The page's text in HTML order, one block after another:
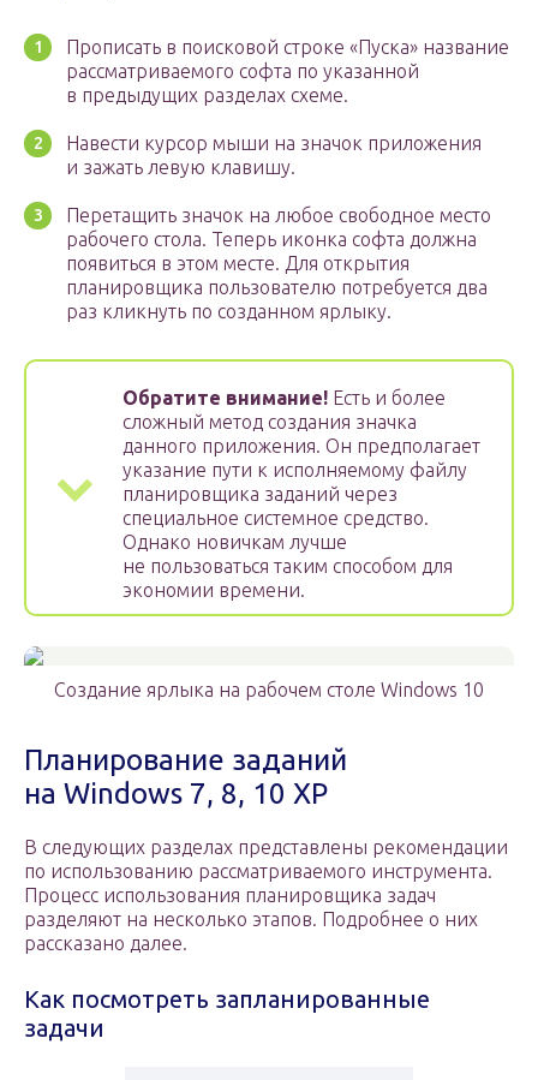
Прописать в поисковой строке «Пуска» название
рассматриваемого софта по указанной
в предыдущих разделах схеме.
Навести курсор мыши на значок приложения
и зажать левую клавишу.
Перетащить значок на любое свободное место
рабочего стола. Теперь иконка софта должна
появиться в этом месте. Для открытия
планировщика пользователю потребуется два
раз кликнуть по созданном ярлыку.
Обратите внимание! Есть и более
сложный метод создания значка
данного приложения. Он предполагает
указание пути к исполняемому файлу
планировщика заданий через
специальное системное средство.
Однако новичкам лучше
не пользоваться таким способом для
экономии времени.
Создание ярлыка на рабочем столе Windows 10
Планирование заданий
на Windows 7, 8, 10 XP
В следующих разделах представлены рекомендации
по использованию рассматриваемого инструмента.
Процесс использования планировщика задач
разделяют на несколько этапов. Подробнее о них
рассказано далее.
Как посмотреть запланированные
задачи